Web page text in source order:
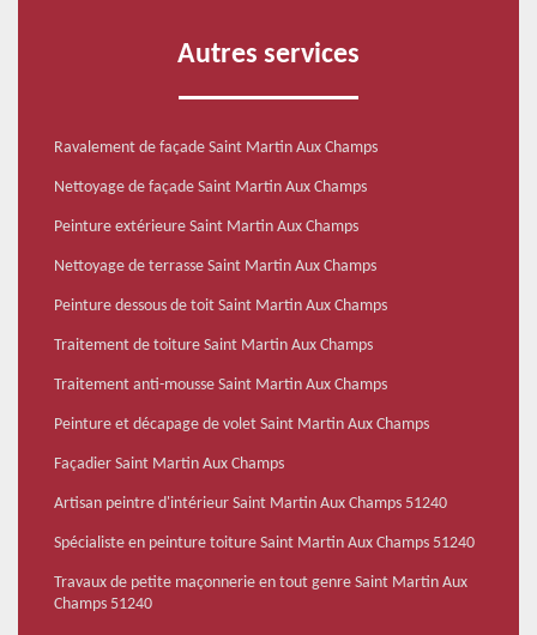
Autres services
Ravalement de façade Saint Martin Aux Champs
Nettoyage de façade Saint Martin Aux Champs
Peinture extérieure Saint Martin Aux Champs
Nettoyage de terrasse Saint Martin Aux Champs
Peinture dessous de toit Saint Martin Aux Champs
Traitement de toiture Saint Martin Aux Champs
Traitement anti-mousse Saint Martin Aux Champs
Peinture et décapage de volet Saint Martin Aux Champs
Façadier Saint Martin Aux Champs
Artisan peintre d'intérieur Saint Martin Aux Champs 51240
Spécialiste en peinture toiture Saint Martin Aux Champs 51240
Travaux de petite maçonnerie en tout genre Saint Martin Aux
Champs 51240